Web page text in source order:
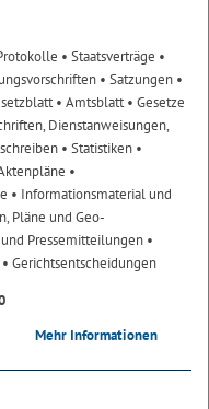
• Staatsverträge •
• Satzungen •
• Amtsblatt• Gesetze
Dienstanweisungen,
• Statistiken •
•
• Informationsmaterial und
Pläne und Geo-
Pressemitteilungen •
• Gerichtsentscheidungen
Mehr Informationen